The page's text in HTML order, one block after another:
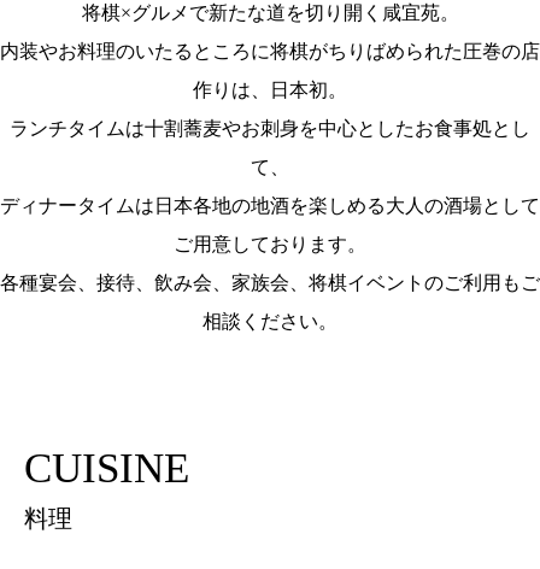
将棋×グルメで新たな道を切り開く咸宜苑。
内装やお料理のいたるところに将棋がちりばめられた圧巻の店
作りは、日本初。
ランチタイムは十割蕎麦やお刺身を中心としたお食事処とし
て、
ディナータイムは日本各地の地酒を楽しめる大人の酒場として
ご用意しております。
各種宴会、接待、飲み会、家族会、将棋イベントのご利用もご
相談ください。
CUISINE
料理